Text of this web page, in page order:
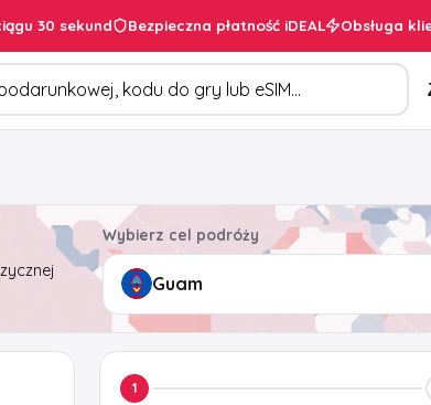
30 sekund Bezpieczna płatność iDEAL Obsługa
Wybierz cel podróży
1